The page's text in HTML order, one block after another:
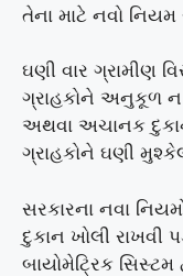
તેના માટે નવો નિયમ
ઘણી વાર ગ્રામીણ
ગ્રાહકોને અનુકૂળ ન
અથવા અચાનક
ગ્રાહકોને ઘણી
સરકારના નવા
દુકાન ખોલી રાખવી
બાયોમેટ્રિક